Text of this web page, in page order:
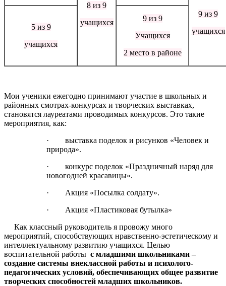
8 из 9
учащихся
9 из 9
учащихся
5 из 9
учащихся
9 из 9
Учащихся
2 место в районе
Мои ученики ежегодно принимают участие в школьных и
районных смотрах-конкурсах и творческих выставках,
становятся лауреатами проводимых конкурсов. Это такие
мероприятия, как:
· выставка поделок и рисунков «Человек и
природа».
· конкурс поделок «Праздничный наряд для
новогодней красавицы».
· Акция «Посылка солдату».
· Акция «Пластиковая бутылка»
Как классный руководитель я провожу много
мероприятий, способствующих нравственно-эстетическому и
интеллектуальному развитию учащихся. Целью
воспитательной работы с младшими школьниками –
создание системы внеклассной работы и психолого-
педагогических условий, обеспечивающих общее развитие
творческих способностей младших школьников.